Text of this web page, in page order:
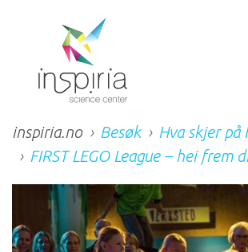
inspiria.no Besøk
Hva skjer på
FIRST LEGO League – hei